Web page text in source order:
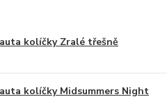
kolíčky Zralé třešně
kolíčky Midsummers Night